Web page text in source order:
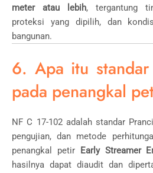
meter atau lebih, tergantung
proteksi yang dipilih, dan
bangunan.
6. Apa itu
pada penangkal
NF C 17-102 adalah standar
pengujian, dan metode
penangkal petir Early Streamer
hasilnya dapat diaudit dan